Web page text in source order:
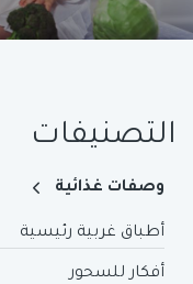
التصنيفات
وصفات غذائية
أطباق غربية رئيسية
أفكار للسحور